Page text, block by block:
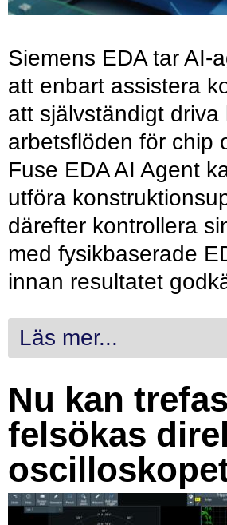
Siemens EDA tar AI-
att enbart assistera
att självständigt driva
arbetsflöden för chip
Fuse EDA AI Agent
utföra
därefter kontrollera
med fysikbaserade
innan resultatet
Läs mer...
Nu kan
felsökas